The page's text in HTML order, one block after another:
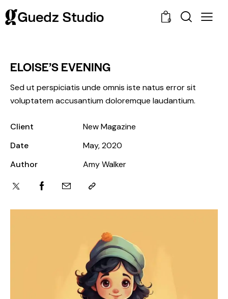
0
ELOISE’S EVENING
Sed ut perspiciatis unde omnis iste natus error sit
voluptatem accusantium doloremque laudantium.
Client
New Magazine
Date
May, 2020
Author
Amy Walker